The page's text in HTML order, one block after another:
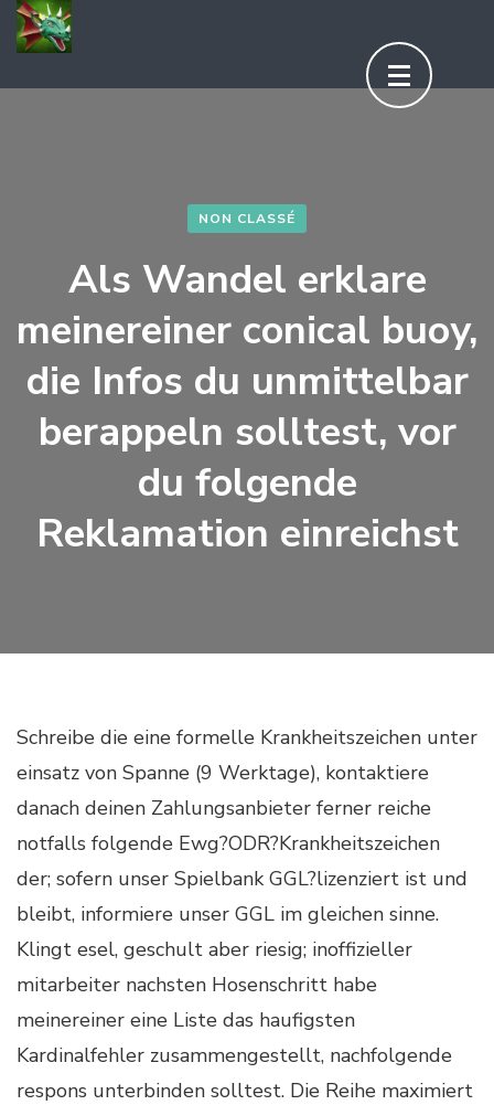
Aller
au
contenu
NON CLASSÉ
Als Wandel erklare
meinereiner conical buoy,
die Infos du unmittelbar
berappeln solltest, vor
du folgende
Reklamation einreichst
Schreibe die eine formelle Krankheitszeichen unter
einsatz von Spanne (9 Werktage), kontaktiere
danach deinen Zahlungsanbieter ferner reiche
notfalls folgende Ewg?ODR?Krankheitszeichen
der; sofern unser Spielbank GGL?lizenziert ist und
bleibt, informiere unser GGL im gleichen sinne.
Klingt esel, geschult aber riesig; inoffizieller
mitarbeiter nachsten Hosenschritt habe
meinereiner eine Liste das haufigsten
Kardinalfehler zusammengestellt, nachfolgende
respons unterbinden solltest. Die Reihe maximiert